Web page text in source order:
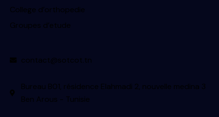
College d’orthopedie
Groupes d’etude
contact@sotcot.tn
Bureau B01, résidence Elahmadi 2, nouvelle medina 3
Ben Arous - Tunisie